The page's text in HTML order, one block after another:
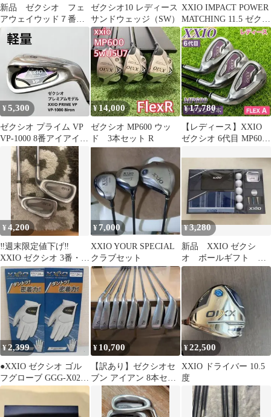
新品 ゼクシオ フェ
アウェイウッド７番カ
バー
ゼクシオ10 レディース
サンドウェッジ（SW）
XXIO IMPACT POWER
MATCHING 11.5 ゼクシ
オ
¥5,300
ゼクシオ プライム VP
VP-1000 8番アイアイ
軽量 アイアン
¥14,000
ゼクシオ MP600 ウッ
ド 3本セット R
¥17,780
【レディース】XXIO
ゼクシオ 6代目 MP600
¥4,200
‼️週末限定値下げ‼️
XXIO ゼクシオ 3番・4
番アイアン 2本セット
¥ 7,000
XXIO YOUR SPECIAL
クラブセット
¥3,280
新品 XXIO ゼクシ
オ ボールギフト
GGF-F5502 2025モデル
¥2,399
●XXIO ゼクシオ ゴル
フグローブ GGG-X020
白 24cm 2個
¥ 10,700
【訳あり】ゼクシオセ
ブン アイアン 8本セッ
¥22,500
XXIO ドライバー 10.5
度